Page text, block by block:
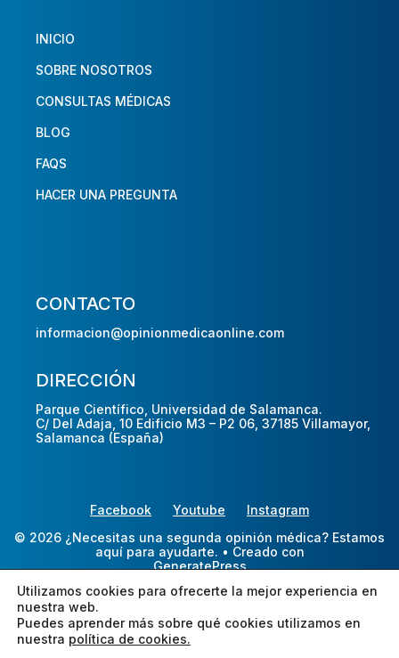
INICIO
SOBRE NOSOTROS
CONSULTAS MÉDICAS
BLOG
FAQS
HACER UNA PREGUNTA
CONTACTO
informacion@opinionmedicaonline.com
DIRECCIÓN
Parque Científico, Universidad de Salamanca.
C/ Del Adaja, 10 Edificio M3 – P2 06, 37185 Villamayor,
Salamanca (España)
Facebook Youtube
Instagram
© 2026 ¿Necesitas una segunda opinión médica? Estamos
aquí para ayudarte. • Creado con
GeneratePress
Utilizamos cookies para ofrecerte la mejor experiencia en
nuestra web.
Puedes aprender más sobre qué cookies utilizamos en
nuestra política de cookies.